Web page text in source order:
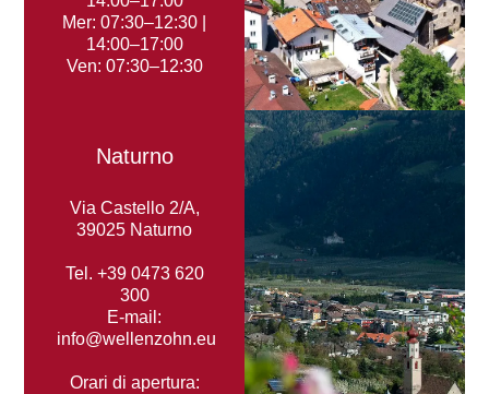
Mer: 07:30–12:30 |
14:00–17:00
Ven: 07:30–12:30
Naturno
Via Castello 2/A,
39025 Naturno
Tel. +39 0473 620
300
E-mail:
info@wellenzohn.eu
Orari di apertura: